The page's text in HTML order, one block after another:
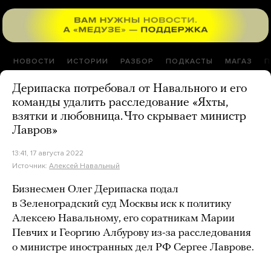
НОВОСТИ ИСТОРИИ РАЗБОР ПОДКАСТЫ МАГАЗ
Дерипаска потребовал от Навального и его
команды удалить расследование «Яхты,
взятки и любовница. Что скрывает министр
Лавров»
13:41, 17 августа 2022
Источник: Алексей Навальный
Бизнесмен Олег Дерипаска подал
в Зеленоградский суд Москвы иск к политику
Алексею Навальному, его соратникам Марии
Певчих и Георгию Албурову из-за расследования
о министре иностранных дел РФ Сергее Лаврове.